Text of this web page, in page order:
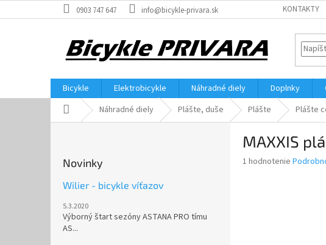
na
0903 747 647 info@bicykle-privara.sk KONTAKTY
Bicykle Elektrobicykle Náhradné diely Doplnky
DomovNáhradné diely Plášte, duše Plášte Plášte
Novinky
Wilier - bicykle víťazov
5.3.2020
Výborný štart sezóny ASTANA PRO tímu
AS...
MAXXIS
Priemerné
1 hodnotenie